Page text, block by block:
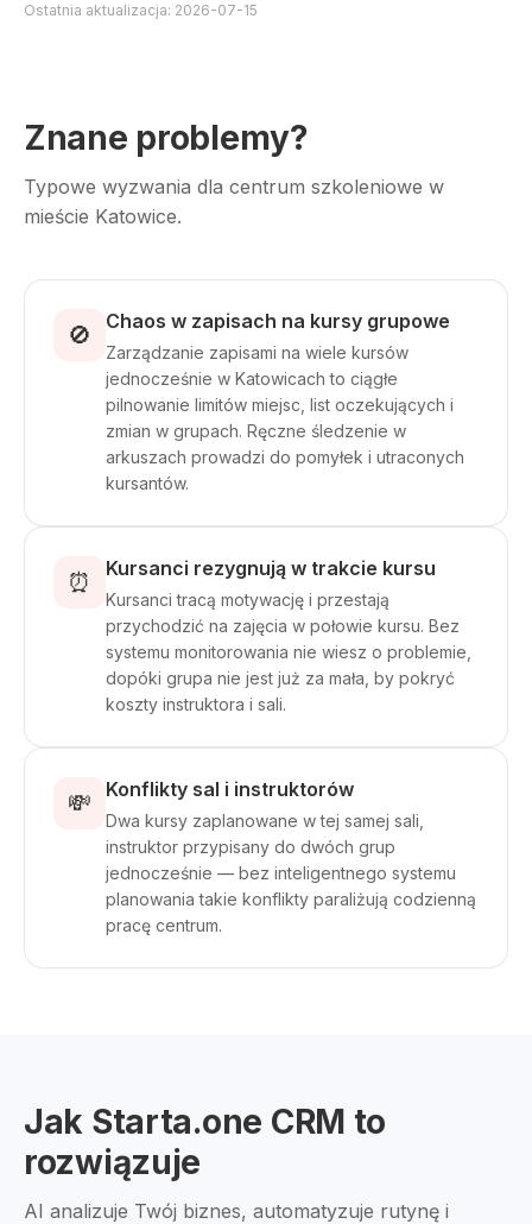
Ostatnia aktualizacja: 2026-07-15
Znane problemy?
Typowe wyzwania dla centrum szkoleniowe w
mieście Katowice.
🚫 Chaos w zapisach na kursy grupowe
Zarządzanie zapisami na wiele kursów
jednocześnie w Katowicach to ciągłe
pilnowanie limitów miejsc, list oczekujących i
zmian w grupach. Ręczne śledzenie w
arkuszach prowadzi do pomyłek i utraconych
kursantów.
⏰ Kursanci rezygnują w trakcie kursu
Kursanci tracą motywację i przestają
przychodzić na zajęcia w połowie kursu. Bez
systemu monitorowania nie wiesz o problemie,
dopóki grupa nie jest już za mała, by pokryć
koszty instruktora i sali.
💸 Konflikty sal i instruktorów
Dwa kursy zaplanowane w tej samej sali,
instruktor przypisany do dwóch grup
jednocześnie — bez inteligentnego systemu
planowania takie konflikty paraliżują codzienną
pracę centrum.
Jak Starta.one CRM to
rozwiązuje
AI analizuje Twój biznes, automatyzuje rutynę i